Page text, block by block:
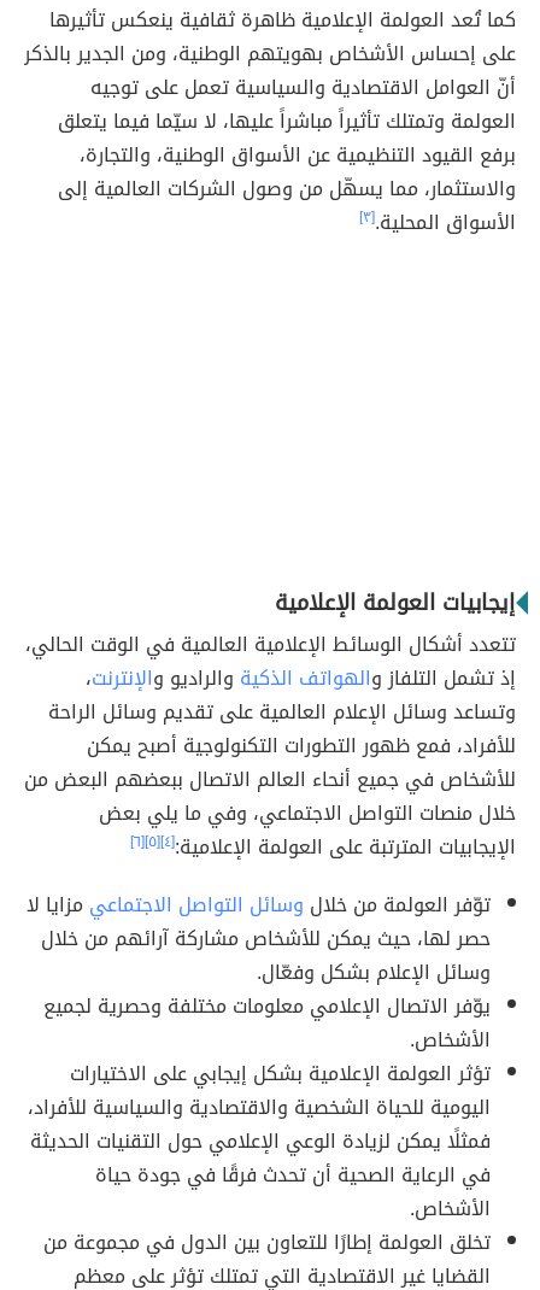
كما تُعد العولمة الإعلامية ظاهرة ثقافية ينعكس تأثيرها
على إحساس الأشخاص بهويتهم الوطنية، ومن الجدير بالذكر
أنّ العوامل الاقتصادية والسياسية تعمل على توجيه
العولمة وتمتلك تأثيراً مباشراً عليها، لا سيّما فيما يتعلق
برفع القيود التنظيمية عن الأسواق الوطنية، والتجارة،
والاستثمار، مما يسهّل من وصول الشركات العالمية إلى
الأسواق المحلية.[٣]
إيجابيات العولمة الإعلامية
تتعدد أشكال الوسائط الإعلامية العالمية في الوقت الحالي،
إذ تشمل التلفاز والهواتف الذكية والراديو والإنترنت،
وتساعد وسائل الإعلام العالمية على تقديم وسائل الراحة
للأفراد، فمع ظهور التطورات التكنولوجية أصبح يمكن
للأشخاص في جميع أنحاء العالم الاتصال ببعضهم البعض من
خلال منصات التواصل الاجتماعي، وفي ما يلي بعض
الإيجابيات المترتبة على العولمة الإعلامية:[٤] [٥] [٦]
توّفر العولمة من خلال وسائل التواصل الاجتماعي مزايا لا
حصر لها، حيث يمكن للأشخاص مشاركة آرائهم من خلال
وسائل الإعلام بشكل وفعّال.
يوّفر الاتصال الإعلامي معلومات مختلفة وحصرية لجميع
الأشخاص.
تؤثر العولمة الإعلامية بشكل إيجابي على الاختيارات
اليومية للحياة الشخصية والاقتصادية والسياسية للأفراد،
فمثلًا يمكن لزيادة الوعي الإعلامي حول التقنيات الحديثة
في الرعاية الصحية أن تحدث فرقًا في جودة حياة
الأشخاص.
تخلق العولمة إطارًا للتعاون بين الدول في مجموعة من
القضايا غير الاقتصادية التي تمتلك تؤثر على معظم